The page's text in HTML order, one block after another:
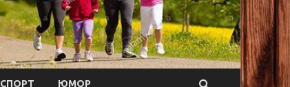
СПОРТ ЮМОР